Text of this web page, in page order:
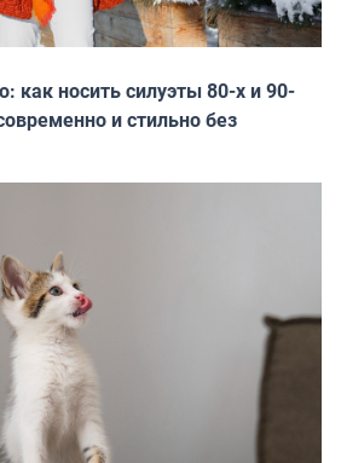
как носить силуэты 80-х и 90-
и стильно без